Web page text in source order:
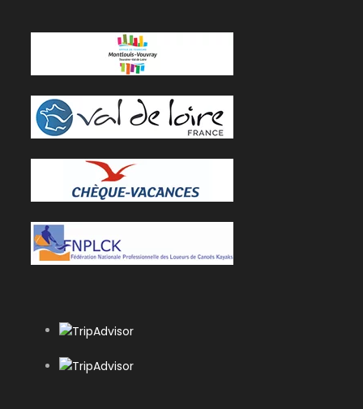
Les points d'intérêts
Le château de Chaumont-sur-Loire
La guinguette Sauvage à Chargé
La guinguette d'Amboise
Itinéraire